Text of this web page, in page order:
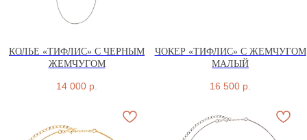
КОЛЬЕ «ТИФЛИС» С ЧЕРНЫМ
ЖЕМЧУГОМ
14 000 р.
ЧОКЕР «ТИФЛИС» С ЖЕМЧУГОМ
МАЛЫЙ
16 500 р.